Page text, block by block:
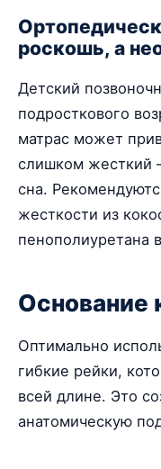
роскошь, а
Детский
подросткового
матрас может
слишком жесткий
сна.
жесткости из
пенополиуретана
Основание
Оптимально
гибкие рейки,
всей длине. Это
анатомическую